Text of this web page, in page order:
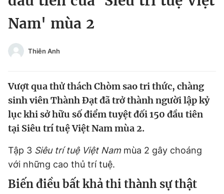
Chuyên mục khác
Video Magazine
Sản phẩm khác
Tiện ích Bạn cần biết
Thông tin tòa soạn Liên hệ quảng cáo
Tin đã xem
Đăng xuất
Nam' mùa 2
Thiên Anh
Vượt qua thử thách Chòm sao tri thức, chàng
sinh viên Thành Đạt đã trở thành người lập kỷ
lục khi sở hữu số điểm tuyệt đối 150 đầu tiên
tại Siêu trí tuệ Việt Nam mùa 2.
Tập 3 Siêu trí tuệ Việt Nam mùa 2 gây choáng
với những cao thủ trí tuệ.
Biến điều bất khả thi thành sự thật